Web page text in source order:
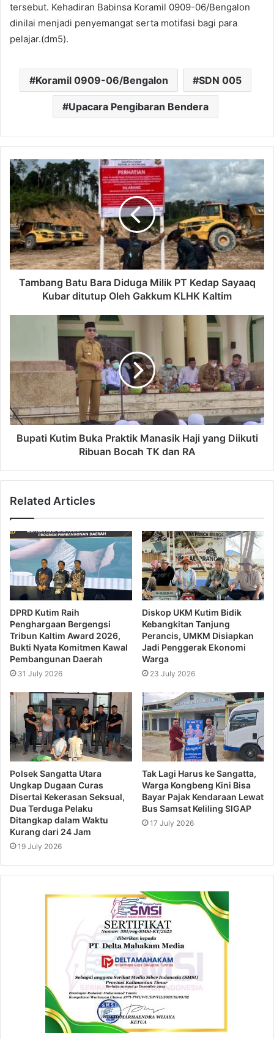
tersebut. Kehadiran Babinsa Koramil 0909-06/Bengalon
dinilai menjadi penyemangat serta motifasi bagi para
pelajar.(dm5).
Koramil 0909-06/Bengalon SDN 005
Upacara Pengibaran Bendera
Tambang Batu Bara Diduga Milik PT Kedap Sayaaq
Kubar ditutup Oleh Gakkum KLHK Kaltim
Bupati Kutim Buka Praktik Manasik Haji yang Diikuti
Ribuan Bocah TK dan RA
Related Articles
DPRD Kutim Raih
Penghargaan Bergengsi
Tribun Kaltim Award 2026,
Bukti Nyata Komitmen Kawal
Pembangunan Daerah
31 July 2026
Diskop UKM Kutim Bidik
Kebangkitan Tanjung
Perancis, UMKM Disiapkan
Jadi Penggerak Ekonomi
Warga
23 July 2026
Polsek Sangatta Utara
Ungkap Dugaan Curas
Disertai Kekerasan Seksual,
Dua Terduga Pelaku
Ditangkap dalam Waktu
Kurang dari 24 Jam
19 July 2026
Tak Lagi Harus ke Sangatta,
Warga Kongbeng Kini Bisa
Bayar Pajak Kendaraan Lewat
Bus Samsat Keliling SIGAP
17 July 2026